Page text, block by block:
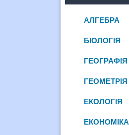
АЛГЕБРА
БІОЛОГІЯ
ГЕОГРАФІЯ
ГЕОМЕТРІЯ
ЕКОЛОГІЯ
ЕКОНОМІКА